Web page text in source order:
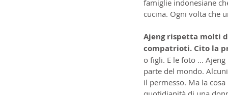
famiglie indonesiane
cucina. Ogni volta che
Ajeng rispetta molti
compatrioti. Cito la
o figli. E le foto ...
parte del mondo.
il permesso. Ma la